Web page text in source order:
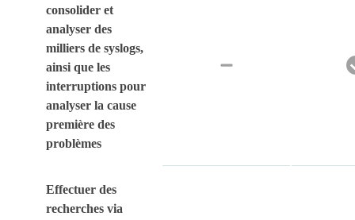
consolider et
analyser des
milliers de syslogs,
ainsi que les
interruptions pour
analyser la cause
première des
problèmes
Effectuer des
recherches via